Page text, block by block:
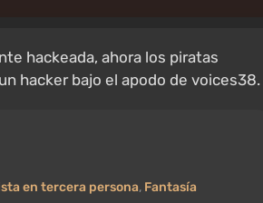
hackeada, ahora los piratas
hacker bajo el apodo de voices38.
en tercera persona, Fantasía